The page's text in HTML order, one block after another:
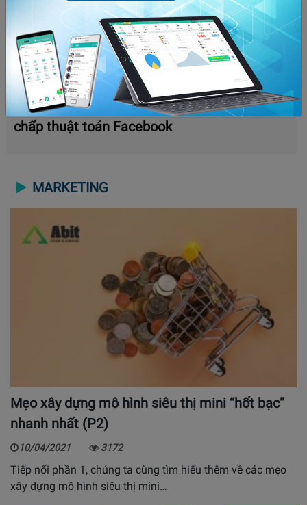
Bóp tương tác là gì? Cách để x5 tương tác bất
chấp thuật toán Facebook
MARKETING
Mẹo xây dựng mô hình siêu thị mini “hốt bạc”
nhanh nhất (P2)
10/04/2021 3172
Tiếp nối phần 1, chúng ta cùng tìm hiểu thêm về các mẹo
xây dựng mô hình siêu thị mini…